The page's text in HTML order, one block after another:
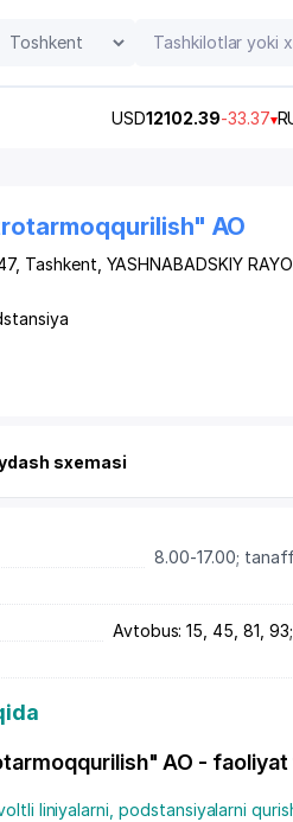
USD12102.39-33.37
AO
Tashkent YASHNABADSKIY
sxemasi
8.00-17.00;
Avtobus: 15, 45, 81,
AO - faoliyat
liniyalarni, podstansiyalarni